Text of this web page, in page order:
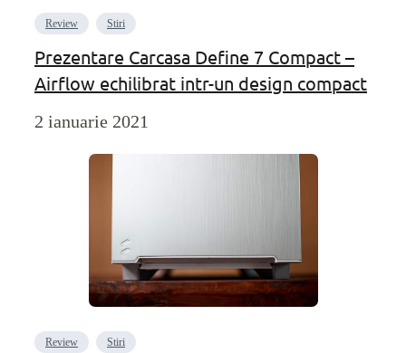
Review Stiri
Prezentare Carcasa Define 7 Compact –
Airflow echilibrat intr-un design compact
2 ianuarie 2021
Review Stiri